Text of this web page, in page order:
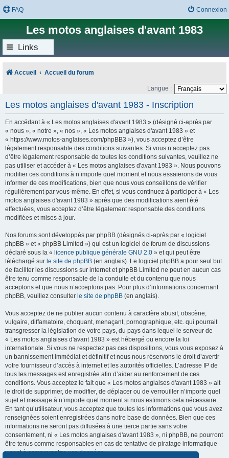
FAQ Connexion
Les motos anglaises d'avant 1983
Links
Accueil Accueil du forum
Langue :
Les motos anglaises d'avant 1983 - Inscription
En accédant à « Les motos anglaises d'avant 1983 » (désigné ci-après par
« nous », « notre », « nos », « Les motos anglaises d'avant 1983 » et
« https://www.motos-anglaises.com/phpBB3 »), vous acceptez d’être
légalement responsable des conditions suivantes. Si vous n’acceptez pas
d’être légalement responsable de toutes les conditions suivantes, veuillez ne
pas utiliser et accéder à « Les motos anglaises d'avant 1983 ». Nous pouvons
modifier ces conditions à n’importe quel moment et nous essaierons de vous
informer de ces modifications, bien que nous vous conseillons de vérifier
régulièrement par vous-même. En effet, si vous continuez à participer à « Les
motos anglaises d'avant 1983 » après que des modifications aient été
effectuées, vous acceptez d’être légalement responsable des conditions
modifiées et mises à jour.
Nos forums sont développés par phpBB (désignés ci-après par « logiciel
phpBB » et « phpBB Limited ») qui est un logiciel de forum de discussions
déclaré sous la « licence publique générale GNU 2.0 » et qui peut être
téléchargé sur le site de phpBB (en anglais). Le logiciel phpBB a pour seul but
de faciliter les discussions sur internet et phpBB Limited ne peut en aucun cas
être tenu comme responsable de la conduite et du contenu que nous
acceptons et que nous n’acceptons pas. Pour plus d’informations concernant
phpBB, veuillez consulter le site de phpBB (en anglais).
Vous acceptez de ne publier aucun contenu à caractère abusif, obscène,
vulgaire, diffamatoire, choquant, menaçant, pornographique, etc. qui pourrait
transgresser la législation de votre pays, du pays dans lequel le serveur de
« Les motos anglaises d'avant 1983 » est hébergé ou encore la loi
internationale. Si vous ne respectez pas ces dispositions, vous vous exposez à
un bannissement immédiat et définitif et nous nous réservons le droit d’avertir
votre fournisseur d’accès à internet et les autorités officielles. L’adresse IP de
tous les messages est enregistrée afin d’aider au renforcement de ces
conditions. Vous acceptez le fait que « Les motos anglaises d'avant 1983 » ait
le droit de supprimer, de modifier, de déplacer ou de verrouiller n’importe quel
sujet et message à n’importe quel moment si nous estimons cela nécessaire.
En tant qu’utilisateur, vous acceptez que toutes les informations que vous avez
renseignées soient enregistrées dans notre base de données. Bien que ces
informations ne seront pas diffusées à une tierce partie sans votre
consentement, ni « Les motos anglaises d'avant 1983 », ni phpBB, ne pourront
être tenus comme responsables en cas de tentative de piratage informatique
visant à compromettre vos données.